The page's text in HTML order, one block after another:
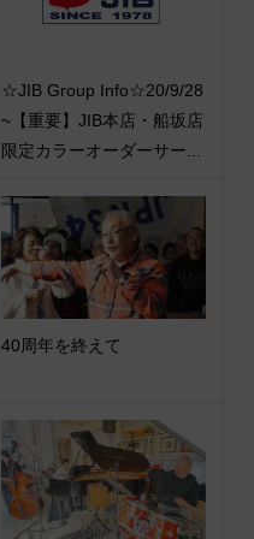
☆JIB Group Info☆20/9/28
~【重要】JIB本店・船坂店
限定カラーオーダーサー...
40周年を終えて